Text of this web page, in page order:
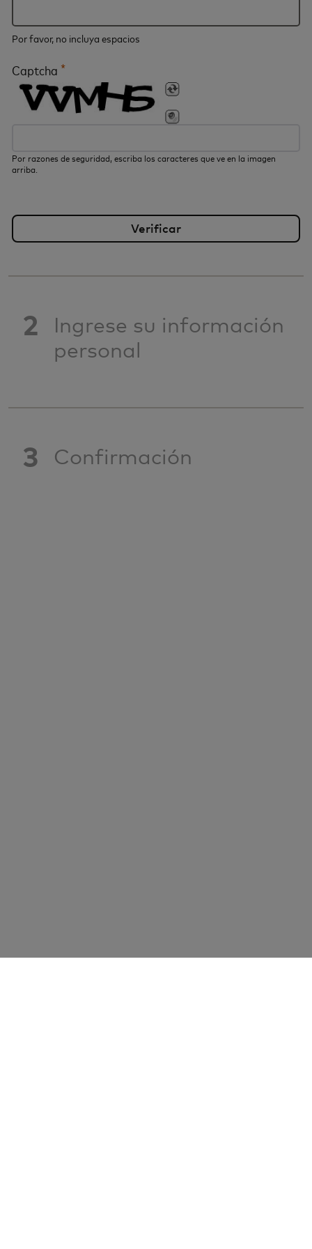
Por favor, no incluya espacios
Captcha *
Por razones de seguridad, escriba los caracteres que ve en la imagen
arriba.
2
Ingrese su información
personal
3 Confirmación